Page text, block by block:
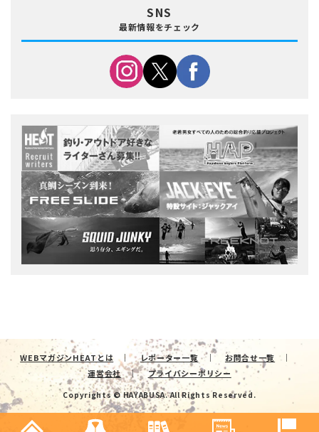
SNS
最新情報をチェック
WEBマガジンHEATとは レポーター一覧
お問合せ一覧
運営会社
プライバシーポリシー
Copyrights © HAYABUSA. All Rights Reserved.